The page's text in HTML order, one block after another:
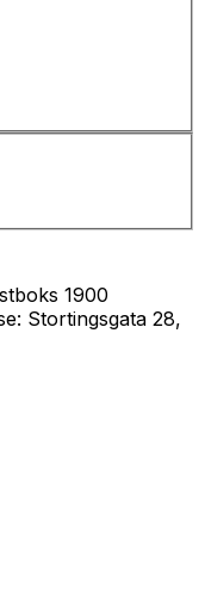
1900
Stortingsgata 28,